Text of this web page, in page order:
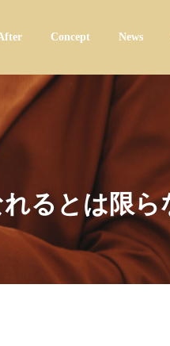
Concept News
るとは限ら